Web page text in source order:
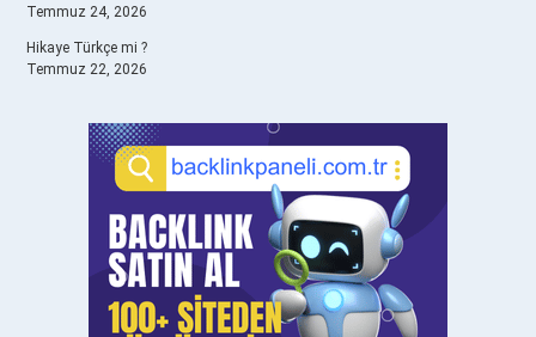
Temmuz 24, 2026
Hikaye Türkçe mi ?
Temmuz 22, 2026